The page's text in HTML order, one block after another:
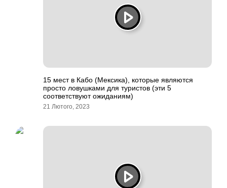
15 мест в Кабо (Мексика), которые являются
просто ловушками для туристов (эти 5
соответствуют ожиданиям)
21 Лютого, 2023